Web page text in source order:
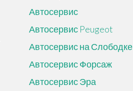
Автосервис
Автосервис Peugeot
Автосервис на Слободке
Автосервис Форсаж
Автосервис Эра